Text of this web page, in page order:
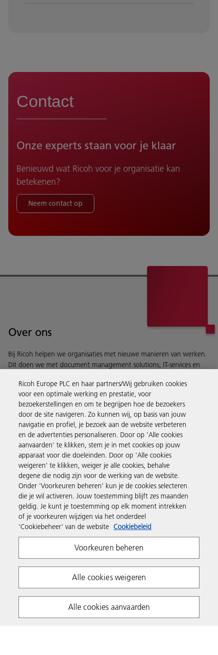
Contact
Onze experts staan voor je klaar
Benieuwd wat Ricoh voor je organisatie kan
betekenen?
Neem contact op
Over ons
Bij Ricoh helpen we organisaties met nieuwe manieren van werken.
Dit doen we met document management solutions, IT-services en
Ontdek Ricoh
Business Solutions
Producten en services
Support en contact
Kennisbank
Volg Ricoh
Ricoh Europe PLC en haar partners/Wij gebruiken cookies
voor een optimale werking en prestatie, voor
bezoekerstellingen en om te begrijpen hoe de bezoekers
door de site navigeren. Zo kunnen wij, op basis van jouw
navigatie en profiel, je bezoek aan de website verbeteren
en de advertenties personaliseren. Door op 'Alle cookies
aanvaarden' te klikken, stem je in met cookies op jouw
apparaat voor die doeleinden. Door op 'Alle cookies
weigeren' te klikken, weiger je alle cookies, behalve
degene die nodig zijn voor de werking van de website.
Onder 'Voorkeuren beheren' kun je de cookies selecteren
die je wil activeren. Jouw toestemming blijft zes maanden
geldig. Je kunt je toestemming op elk moment intrekken
of je voorkeuren wijzigen via het onderdeel
'Cookiebeheer' van de website Cookiebeleid
Voorkeuren beheren
Alle cookies weigeren
Alle cookies aanvaarden